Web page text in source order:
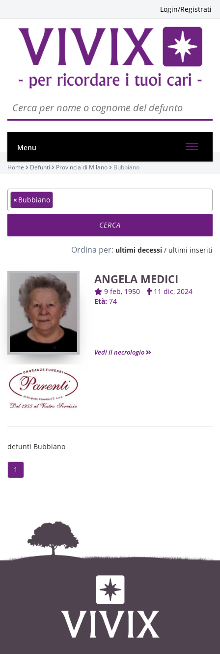
Login/Registrati
Menu
Home Defunti Provincia di Milano Bubbiano
× Bubbiano
Ordina per: ultimi decessi / ultimi inseriti
ANGELA MEDICI
9 feb, 1950
11 dic, 2024
Età: 74
Vedi il necrologio
defunti Bubbiano
1